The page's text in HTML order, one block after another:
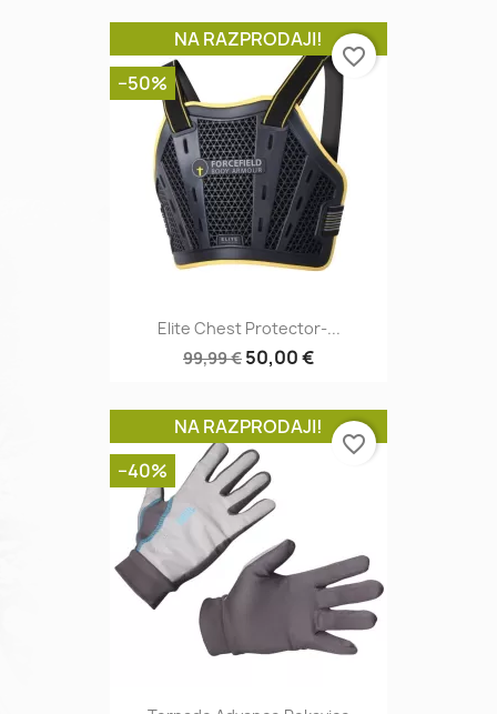
Elite Chest Protector-...
99,99 € 50,00 €
NA RAZPRODAJI!
−50%
favorite_border
NA RAZPRODAJI!
−40%
favorite_border